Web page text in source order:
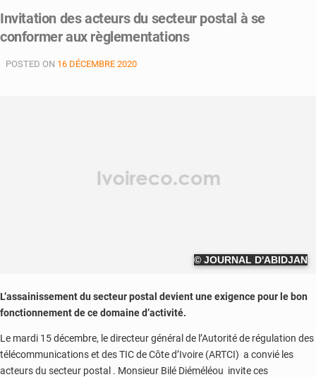
Invitation des acteurs du secteur postal à se
conformer aux règlementations
POSTED ON 16 DÉCEMBRE 2020
© JOURNAL D'ABIDJAN
L’assainissement du secteur postal devient une exigence pour le bon
fonctionnement de ce domaine d’activité.
Le mardi 15 décembre, le directeur général de l’Autorité de régulation des
télécommunications et des TIC de Côte d’Ivoire (ARTCI) a convié les
acteurs du secteur postal . Monsieur Bilé Diéméléou invite ces